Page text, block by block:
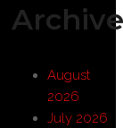
August
2026
July 2026